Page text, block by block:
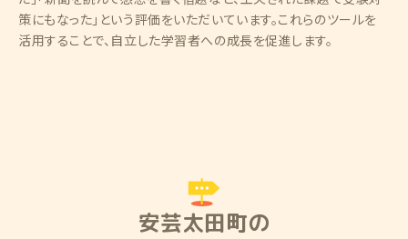
策にもなった」という評価をいただいています。これらのツールを
活用することで、自立した学習者への成長を促進します。
安芸太田町の